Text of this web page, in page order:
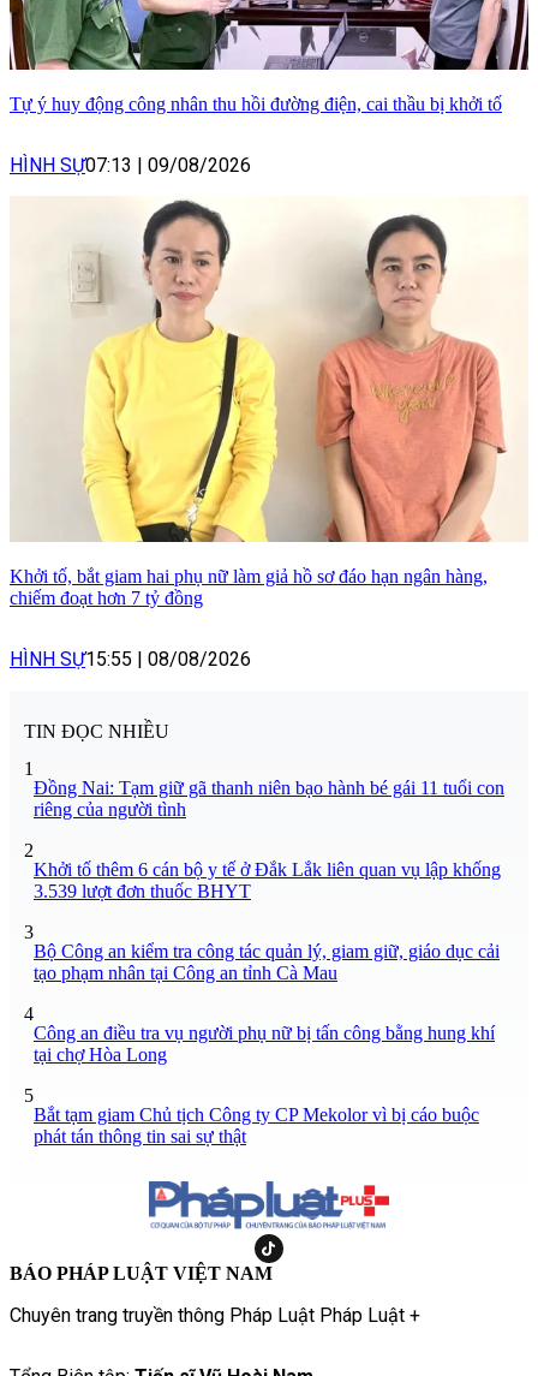
Tự ý huy động công nhân thu hồi đường điện, cai thầu bị khởi tố
HÌNH SỰ07:13 | 09/08/2026
Khởi tố, bắt giam hai phụ nữ làm giả hồ sơ đáo hạn ngân hàng,
chiếm đoạt hơn 7 tỷ đồng
HÌNH SỰ15:55 | 08/08/2026
TIN ĐỌC NHIỀU
1
Đồng Nai: Tạm giữ gã thanh niên bạo hành bé gái 11 tuổi con
riêng của người tình
2
Khởi tố thêm 6 cán bộ y tế ở Đắk Lắk liên quan vụ lập khống
3.539 lượt đơn thuốc BHYT
3
Bộ Công an kiểm tra công tác quản lý, giam giữ, giáo dục cải
tạo phạm nhân tại Công an tỉnh Cà Mau
4
Công an điều tra vụ người phụ nữ bị tấn công bằng hung khí
tại chợ Hòa Long
5
Bắt tạm giam Chủ tịch Công ty CP Mekolor vì bị cáo buộc
phát tán thông tin sai sự thật
BÁO PHÁP LUẬT VIỆT NAM
Chuyên trang truyền thông Pháp Luật Pháp Luật +